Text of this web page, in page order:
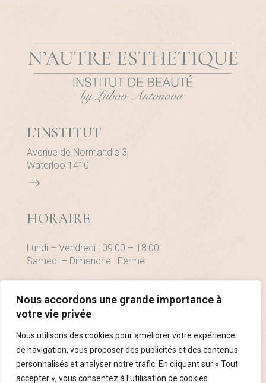
Nous accordons une grande importance à
votre vie privée
Nous utilisons des cookies pour améliorer votre expérience
de navigation, vous proposer des publicités et des contenus
personnalisés et analyser notre trafic. En cliquant sur « Tout
accepter », vous consentez à l’utilisation de cookies.
L’INSTITUT
Avenue de Normandie 3,
Waterloo 1410
$
HORAIRE
Lundi – Vendredi : 09:00 – 18:00
Samedi – Dimanche : Fermé
CONTACT
+32 (0)484434973